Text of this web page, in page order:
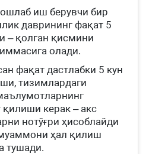
иш берувчи бир
даврининг фақат 5
– қолган қисмини
олади.
фақат дастлабки 5 кун
тизимлардаги
қилиши керак – акс
нотўғри ҳисоблайди
ҳал қилиш
тушади.